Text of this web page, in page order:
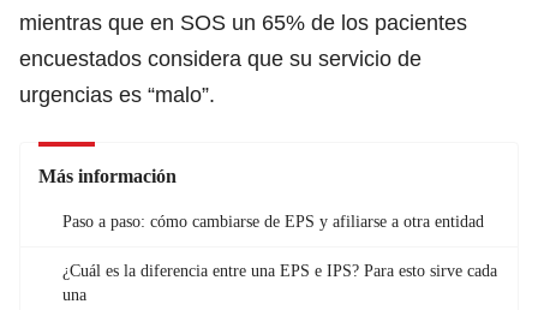
mientras que en SOS un 65% de los pacientes
encuestados considera que su servicio de
urgencias es “malo”.
Más información
Paso a paso: cómo cambiarse de EPS y afiliarse a otra entidad
¿Cuál es la diferencia entre una EPS e IPS? Para esto sirve cada
una